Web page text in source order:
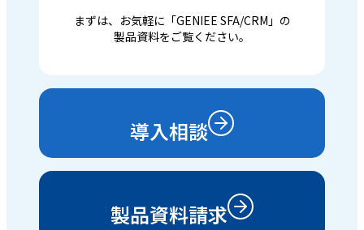
まずは、お気軽に「GENIEE SFA/CRM」の
製品資料をご覧ください。
導入相談
製品資料請求